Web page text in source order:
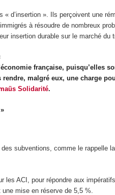
d’insertion ». Ils perçoivent une
à résoudre de nombreux
insertion durable sur le marché du
française, puisqu’elles
malgré eux, une charge
Solidarité.
subventions, comme le rappelle
les ACI, pour répondre aux
mise en réserve de 5,5 %.